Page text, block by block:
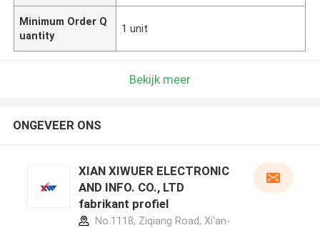
Minimum Order Q
uantity
1 unit
Bekijk meer
ONGEVEER ONS
XIAN XIWUER ELECTRONIC
AND INFO. CO., LTD
fabrikant profiel
No.1118, Ziqiang Road, Xi'an-